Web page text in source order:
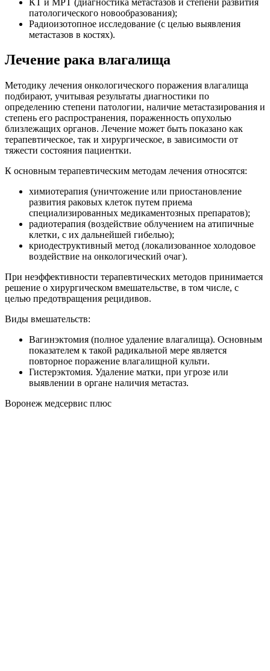
патологического новообразования);
Радиоизотопное исследование (с целью выявления
метастазов в костях).
Лечение рака влагалища
Методику лечения онкологического поражения влагалища
подбирают, учитывая результаты диагностики по
определению степени патологии, наличие метастазирования и
степень его распространения, пораженность опухолью
близлежащих органов. Лечение может быть показано как
терапевтическое, так и хирургическое, в зависимости от
тяжести состояния пациентки.
К основным терапевтическим методам лечения относятся:
химиотерапия (уничтожение или приостановление
развития раковых клеток путем приема
специализированных медикаментозных препаратов);
радиотерапия (воздействие облучением на атипичные
клетки, с их дальнейшей гибелью);
криодеструктивный метод (локализованное холодовое
воздействие на онкологический очаг).
При неэффективности терапевтических методов принимается
решение о хирургическом вмешательстве, в том числе, с
целью предотвращения рецидивов.
Виды вмешательств:
Вагинэктомия (полное удаление влагалища). Основным
показателем к такой радикальной мере является
повторное поражение влагалищной культи.
Гистерэктомия. Удаление матки, при угрозе или
выявлении в органе наличия метастаз.
Воронеж медсервис плюс